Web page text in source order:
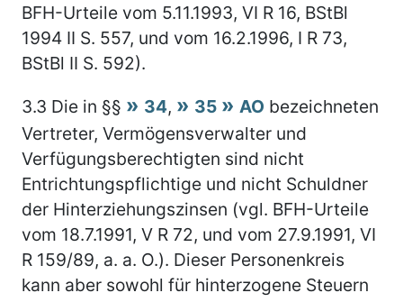
BFH-Urteile vom 5.11.1993, VI R 16, BStBl
1994 II S. 557, und vom 16.2.1996, I R 73,
BStBl II S. 592).
3.3 Die in §§ 34, 35 AO bezeichneten
Vertreter, Vermögensverwalter und
Verfügungsberechtigten sind nicht
Entrichtungspflichtige und nicht Schuldner
der Hinterziehungszinsen (vgl. BFH-Urteile
vom 18.7.1991, V R 72, und vom 27.9.1991, VI
R 159/89, a. a. O.). Dieser Personenkreis
kann aber sowohl für hinterzogene Steuern